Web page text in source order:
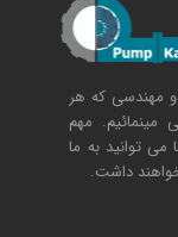
و مهندسی که هر
مینمائیم. مهم
توانید به ما
داشت.